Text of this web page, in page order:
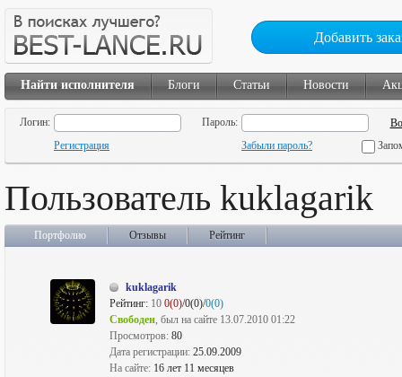
Добавить
Найти исполнителя Блоги Статьи Новости
Логин:
Пароль:
Регистрация
Забыли пароль?
Пользователь kuklagarik
Портфолио Отзывы Рейтинг
kuklagarik
Рейтинг: 10 0(0)/0(0)/0(0)
Свободен, был на сайте 13.07.2010 01:22
Просмотров: 80
Дата регистрации: 25.09.2009
На сайте: 16 лет 11 месяцев